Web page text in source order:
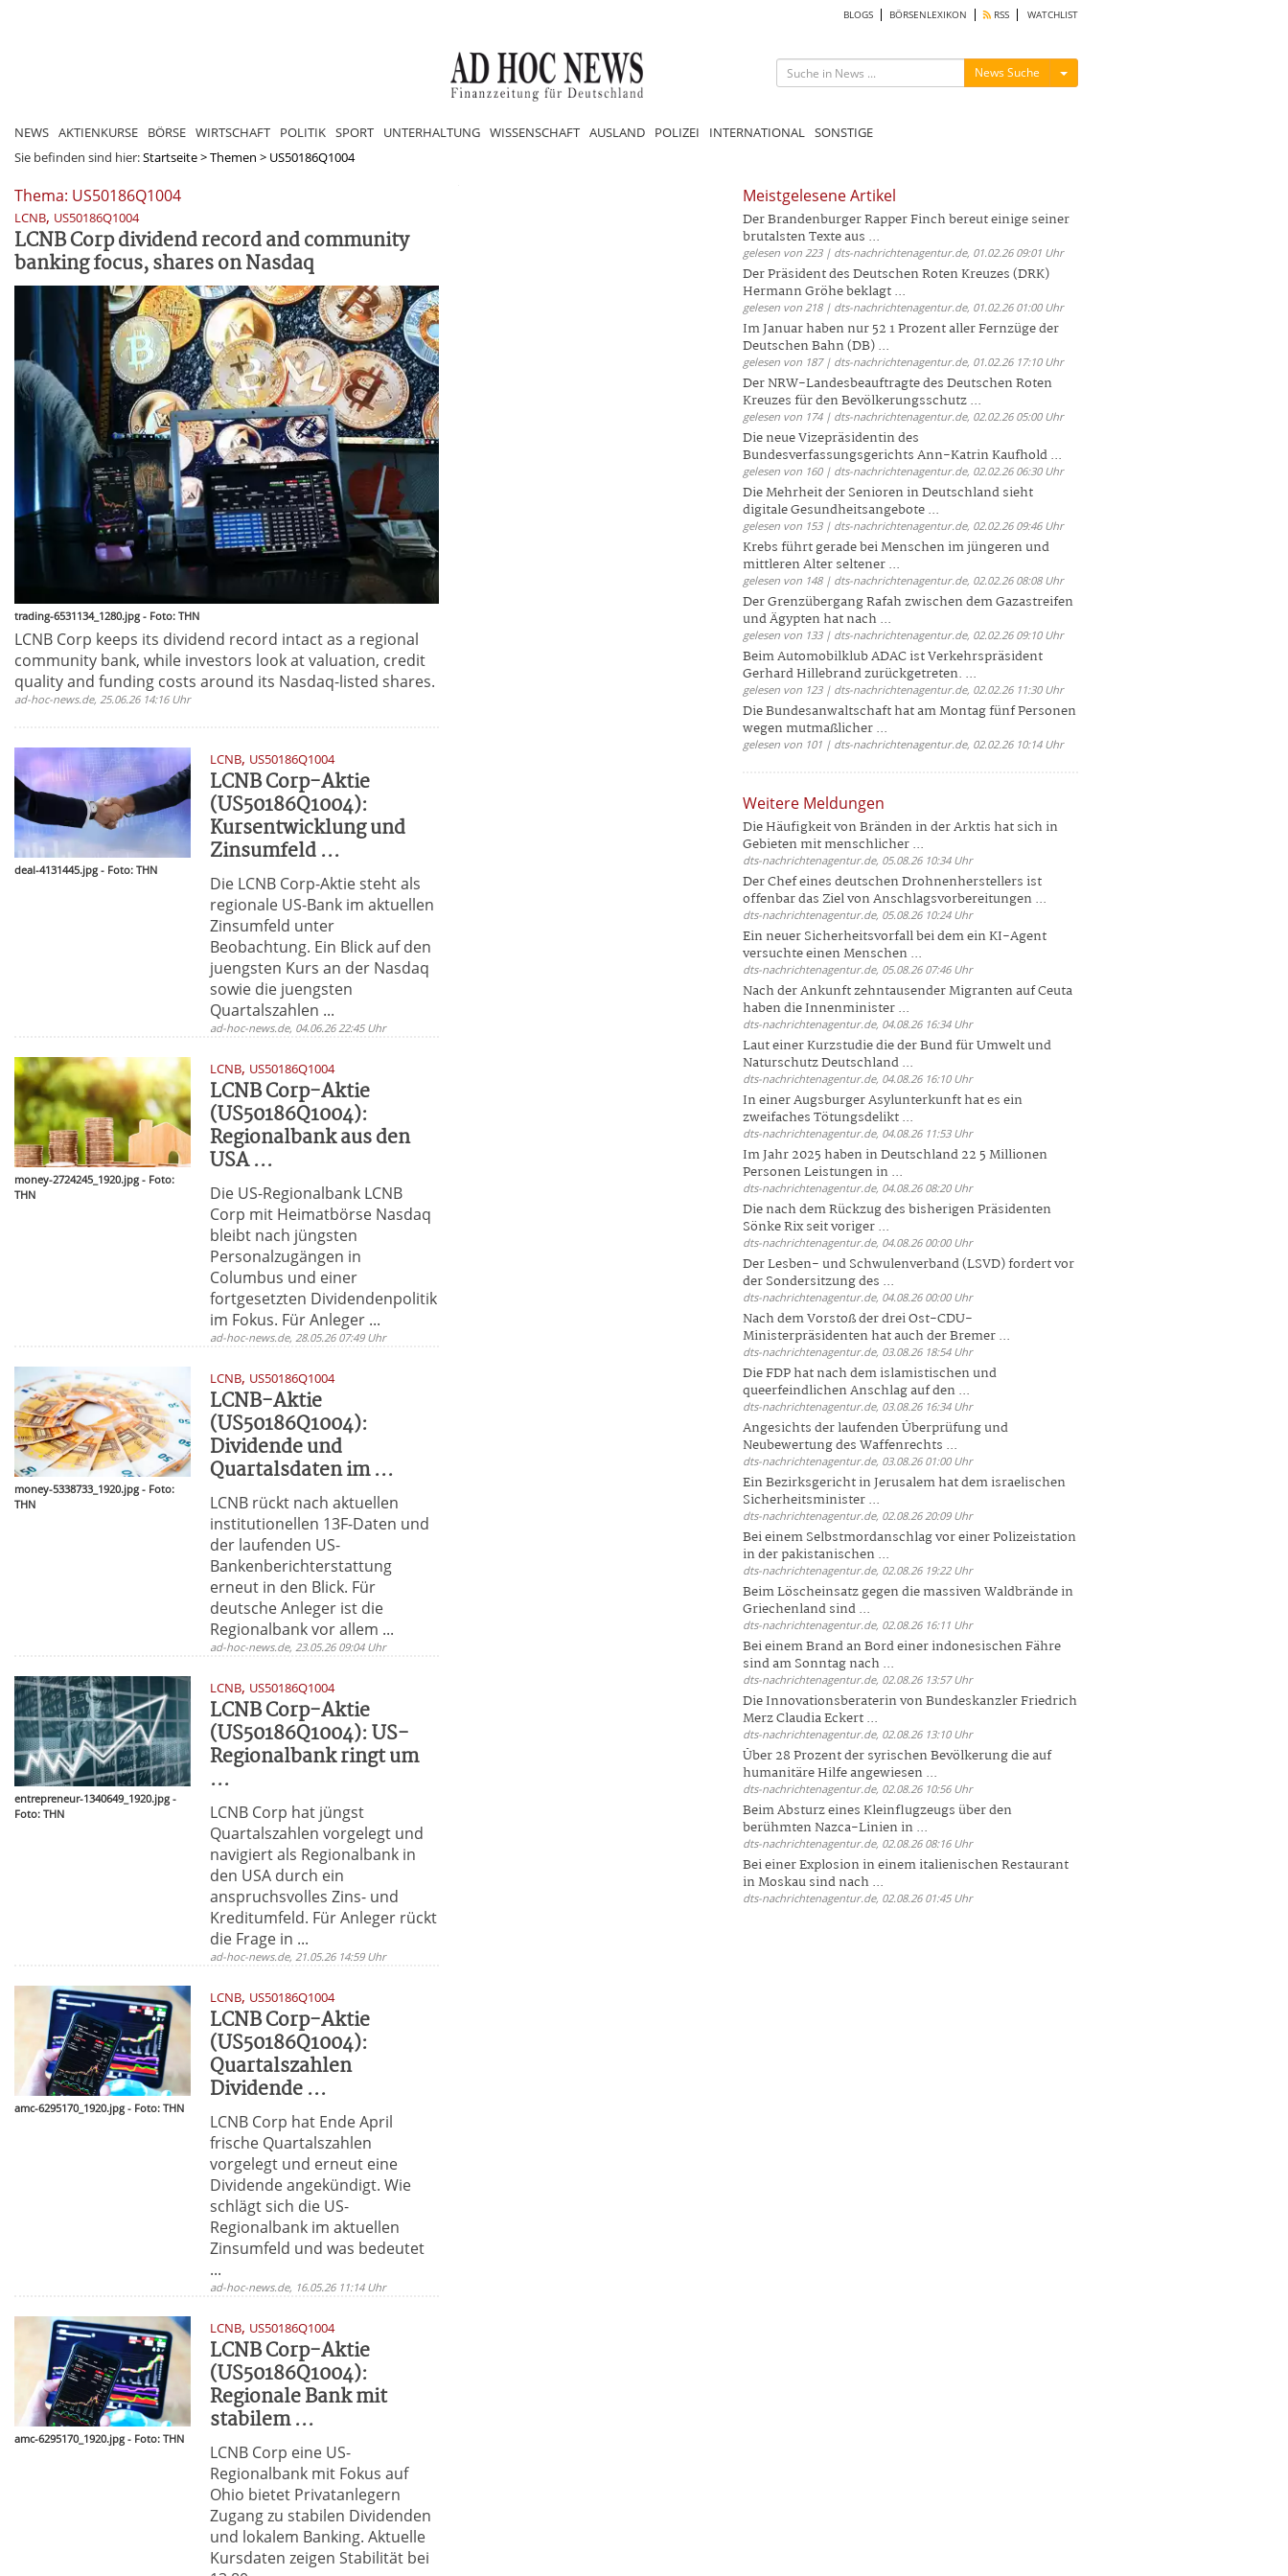
BLOGS BÖRSENLEXIKON RSS WATCHLIST
News Suche Menü ein-/ausblenden
NEWS AKTIENKURSE BÖRSE WIRTSCHAFT POLITIK SPORT UNTERHALTUNG WISSENSCHAFT AUSLAND POLIZEI INTERNATIONAL SONSTIGE
Sie befinden sind hier:Startseite>Themen > US50186Q1004
Thema: US50186Q1004
LCNB, US50186Q1004
LCNB Corp dividend record and community
banking focus, shares on Nasdaq
trading-6531134_1280.jpg - Foto: THN
LCNB Corp keeps its dividend record intact as a regional
community bank, while investors look at valuation, credit
quality and funding costs around its Nasdaq-listed shares.
ad-hoc-news.de, 25.06.26 14:16 Uhr
deal-4131445.jpg - Foto: THN
LCNB, US50186Q1004
LCNB Corp-Aktie
(US50186Q1004):
Kursentwicklung und
Zinsumfeld ...
Die LCNB Corp-Aktie steht als
regionale US-Bank im aktuellen
Zinsumfeld unter
Beobachtung. Ein Blick auf den
juengsten Kurs an der Nasdaq
sowie die juengsten
Quartalszahlen ...
ad-hoc-news.de, 04.06.26 22:45 Uhr
money-2724245_1920.jpg - Foto:
THN
LCNB, US50186Q1004
LCNB Corp-Aktie
(US50186Q1004):
Regionalbank aus den
USA ...
Die US-Regionalbank LCNB
Corp mit Heimatbörse Nasdaq
bleibt nach jüngsten
Personalzugängen in
Columbus und einer
fortgesetzten Dividendenpolitik
im Fokus. Für Anleger ...
ad-hoc-news.de, 28.05.26 07:49 Uhr
money-5338733_1920.jpg - Foto:
THN
LCNB, US50186Q1004
LCNB-Aktie
(US50186Q1004):
Dividende und
Quartalsdaten im ...
LCNB rückt nach aktuellen
institutionellen 13F-Daten und
der laufenden US-
Bankenberichterstattung
erneut in den Blick. Für
deutsche Anleger ist die
Regionalbank vor allem ...
ad-hoc-news.de, 23.05.26 09:04 Uhr
entrepreneur-1340649_1920.jpg -
Foto: THN
LCNB, US50186Q1004
LCNB Corp-Aktie
(US50186Q1004): US-
Regionalbank ringt um
...
LCNB Corp hat jüngst
Quartalszahlen vorgelegt und
navigiert als Regionalbank in
den USA durch ein
anspruchsvolles Zins- und
Kreditumfeld. Für Anleger rückt
die Frage in ...
ad-hoc-news.de, 21.05.26 14:59 Uhr
amc-6295170_1920.jpg - Foto: THN
LCNB, US50186Q1004
LCNB Corp-Aktie
(US50186Q1004):
Quartalszahlen
Dividende ...
LCNB Corp hat Ende April
frische Quartalszahlen
vorgelegt und erneut eine
Dividende angekündigt. Wie
schlägt sich die US-
Regionalbank im aktuellen
Zinsumfeld und was bedeutet
...
ad-hoc-news.de, 16.05.26 11:14 Uhr
amc-6295170_1920.jpg - Foto: THN
LCNB, US50186Q1004
LCNB Corp-Aktie
(US50186Q1004):
Regionale Bank mit
stabilem ...
LCNB Corp eine US-
Regionalbank mit Fokus auf
Ohio bietet Privatanlegern
Zugang zu stabilen Dividenden
und lokalem Banking. Aktuelle
Kursdaten zeigen Stabilität bei
Meistgelesene Artikel
Der Brandenburger Rapper Finch bereut einige seiner
brutalsten Texte aus ...
gelesen von 223 | dts-nachrichtenagentur.de, 01.02.26 09:01 Uhr
Der Präsident des Deutschen Roten Kreuzes (DRK)
Hermann Gröhe beklagt ...
gelesen von 218 | dts-nachrichtenagentur.de, 01.02.26 01:00 Uhr
Im Januar haben nur 52 1 Prozent aller Fernzüge der
Deutschen Bahn (DB) ...
gelesen von 187 | dts-nachrichtenagentur.de, 01.02.26 17:10 Uhr
Der NRW-Landesbeauftragte des Deutschen Roten
Kreuzes für den Bevölkerungsschutz ...
gelesen von 174 | dts-nachrichtenagentur.de, 02.02.26 05:00 Uhr
Die neue Vizepräsidentin des
Bundesverfassungsgerichts Ann-Katrin Kaufhold ...
gelesen von 160 | dts-nachrichtenagentur.de, 02.02.26 06:30 Uhr
Die Mehrheit der Senioren in Deutschland sieht
digitale Gesundheitsangebote ...
gelesen von 153 | dts-nachrichtenagentur.de, 02.02.26 09:46 Uhr
Krebs führt gerade bei Menschen im jüngeren und
mittleren Alter seltener ...
gelesen von 148 | dts-nachrichtenagentur.de, 02.02.26 08:08 Uhr
Der Grenzübergang Rafah zwischen dem Gazastreifen
und Ägypten hat nach ...
gelesen von 133 | dts-nachrichtenagentur.de, 02.02.26 09:10 Uhr
Beim Automobilklub ADAC ist Verkehrspräsident
Gerhard Hillebrand zurückgetreten. ...
gelesen von 123 | dts-nachrichtenagentur.de, 02.02.26 11:30 Uhr
Die Bundesanwaltschaft hat am Montag fünf Personen
wegen mutmaßlicher ...
gelesen von 101 | dts-nachrichtenagentur.de, 02.02.26 10:14 Uhr
Weitere Meldungen
Die Häufigkeit von Bränden in der Arktis hat sich in
Gebieten mit menschlicher ...
dts-nachrichtenagentur.de, 05.08.26 10:34 Uhr
Der Chef eines deutschen Drohnenherstellers ist
offenbar das Ziel von Anschlagsvorbereitungen ...
dts-nachrichtenagentur.de, 05.08.26 10:24 Uhr
Ein neuer Sicherheitsvorfall bei dem ein KI-Agent
versuchte einen Menschen ...
dts-nachrichtenagentur.de, 05.08.26 07:46 Uhr
Nach der Ankunft zehntausender Migranten auf Ceuta
haben die Innenminister ...
dts-nachrichtenagentur.de, 04.08.26 16:34 Uhr
Laut einer Kurzstudie die der Bund für Umwelt und
Naturschutz Deutschland ...
dts-nachrichtenagentur.de, 04.08.26 16:10 Uhr
In einer Augsburger Asylunterkunft hat es ein
zweifaches Tötungsdelikt ...
dts-nachrichtenagentur.de, 04.08.26 11:53 Uhr
Im Jahr 2025 haben in Deutschland 22 5 Millionen
Personen Leistungen in ...
dts-nachrichtenagentur.de, 04.08.26 08:20 Uhr
Die nach dem Rückzug des bisherigen Präsidenten
Sönke Rix seit voriger ...
dts-nachrichtenagentur.de, 04.08.26 00:00 Uhr
Der Lesben- und Schwulenverband (LSVD) fordert vor
der Sondersitzung des ...
dts-nachrichtenagentur.de, 04.08.26 00:00 Uhr
Nach dem Vorstoß der drei Ost-CDU-
Ministerpräsidenten hat auch der Bremer ...
dts-nachrichtenagentur.de, 03.08.26 18:54 Uhr
Die FDP hat nach dem islamistischen und
queerfeindlichen Anschlag auf den ...
dts-nachrichtenagentur.de, 03.08.26 16:34 Uhr
Angesichts der laufenden Überprüfung und
Neubewertung des Waffenrechts ...
dts-nachrichtenagentur.de, 03.08.26 01:00 Uhr
Ein Bezirksgericht in Jerusalem hat dem israelischen
Sicherheitsminister ...
dts-nachrichtenagentur.de, 02.08.26 20:09 Uhr
Bei einem Selbstmordanschlag vor einer Polizeistation
in der pakistanischen ...
dts-nachrichtenagentur.de, 02.08.26 19:22 Uhr
Beim Löscheinsatz gegen die massiven Waldbrände in
Griechenland sind ...
dts-nachrichtenagentur.de, 02.08.26 16:11 Uhr
Bei einem Brand an Bord einer indonesischen Fähre
sind am Sonntag nach ...
dts-nachrichtenagentur.de, 02.08.26 13:57 Uhr
Die Innovationsberaterin von Bundeskanzler Friedrich
Merz Claudia Eckert ...
dts-nachrichtenagentur.de, 02.08.26 13:10 Uhr
Über 28 Prozent der syrischen Bevölkerung die auf
humanitäre Hilfe angewiesen ...
dts-nachrichtenagentur.de, 02.08.26 10:56 Uhr
Beim Absturz eines Kleinflugzeugs über den
berühmten Nazca-Linien in ...
dts-nachrichtenagentur.de, 02.08.26 08:16 Uhr
Bei einer Explosion in einem italienischen Restaurant
in Moskau sind nach ...
dts-nachrichtenagentur.de, 02.08.26 01:45 Uhr